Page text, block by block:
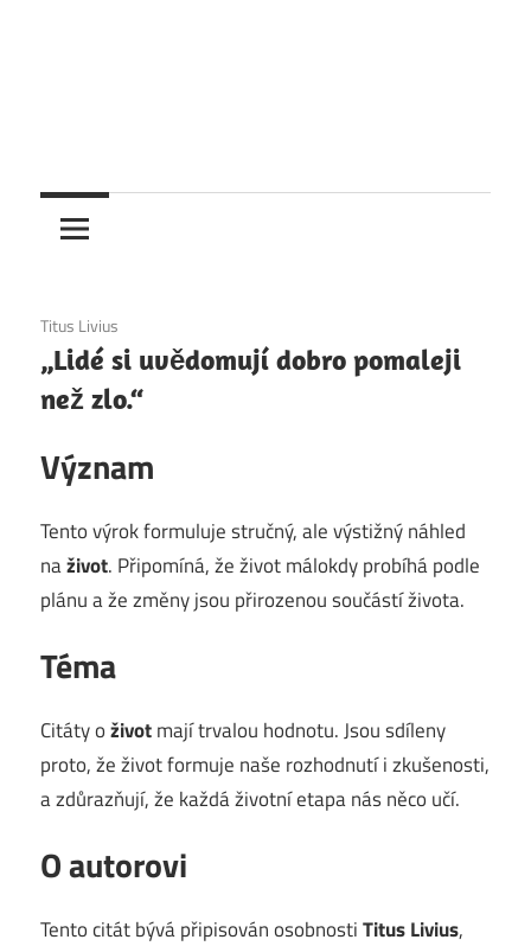
1. 12. 2020
Titus Livius
„Lidé si uvědomují dobro pomaleji
než zlo.“
Význam
Tento výrok formuluje stručný, ale výstižný náhled
naživot. Připomíná, že život málokdy probíhá podle
plánu a že změny jsou přirozenou součástí života.
Téma
Citáty oživotmají trvalou hodnotu. Jsou sdíleny
proto, že život formuje naše rozhodnutí i zkušenosti,
a zdůrazňují, že každá životní etapa nás něco učí.
O autorovi
Tento citát bývá připisován osobnostiTitus Livius,